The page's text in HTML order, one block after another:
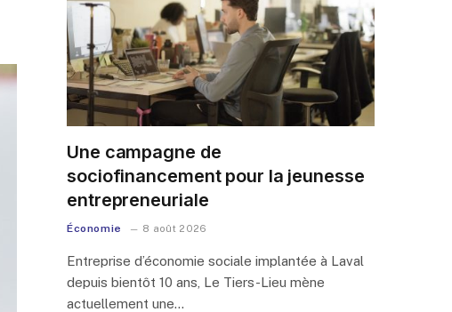
Une campagne de
sociofinancement pour la jeunesse
entrepreneuriale
Économie 8 août 2026
Entreprise d’économie sociale implantée à Laval
depuis bientôt 10 ans, Le Tiers-Lieu mène
actuellement une…